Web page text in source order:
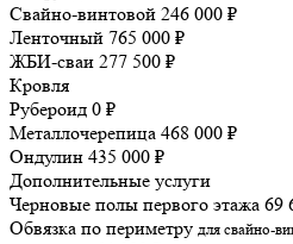
Свайно-винтовой 246 000 ₽
Ленточный 765 000 ₽
ЖБИ-сваи 277 500 ₽
Кровля
Рубероид 0 ₽
Металлочерепица 468 000 ₽
Ондулин 435 000 ₽
Дополнительные услуги
Черновые полы первого этажа 69
Обвязка по периметру для свайно-